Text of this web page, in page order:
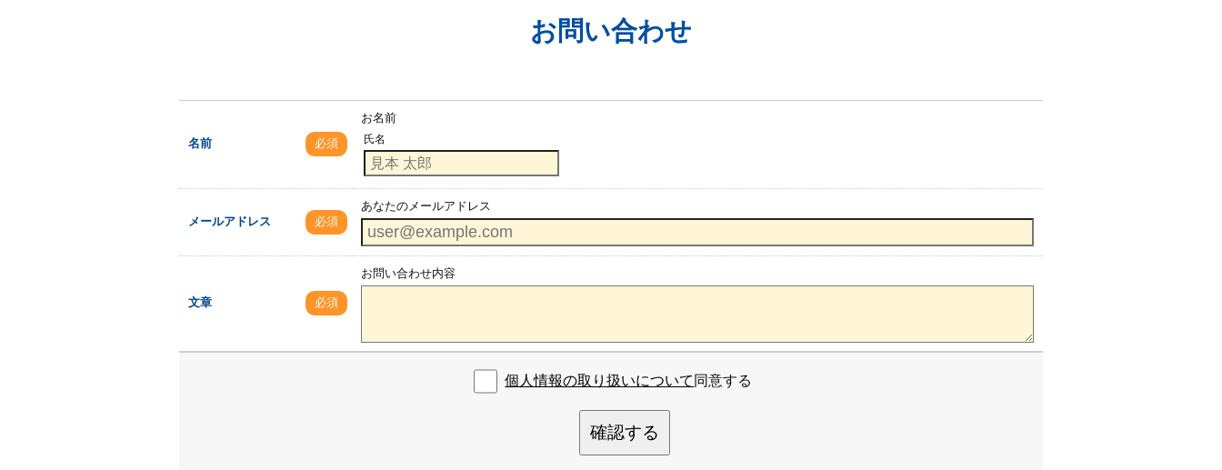
お問い合わせ
名前 必須
お名前
氏名
メールアドレス 必須
あなたのメールアドレス
文章 必須
お問い合わせ内容
個人情報の取り扱いについて 同意する
確認する